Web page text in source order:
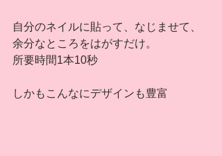
自分のネイルに貼って、なじませて、
余分なところをはがすだけ。
所要時間1本10秒
しかもこんなにデザインも豊富